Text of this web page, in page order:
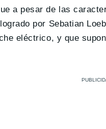
a pesar de las
por Sebatian
eléctrico, y que